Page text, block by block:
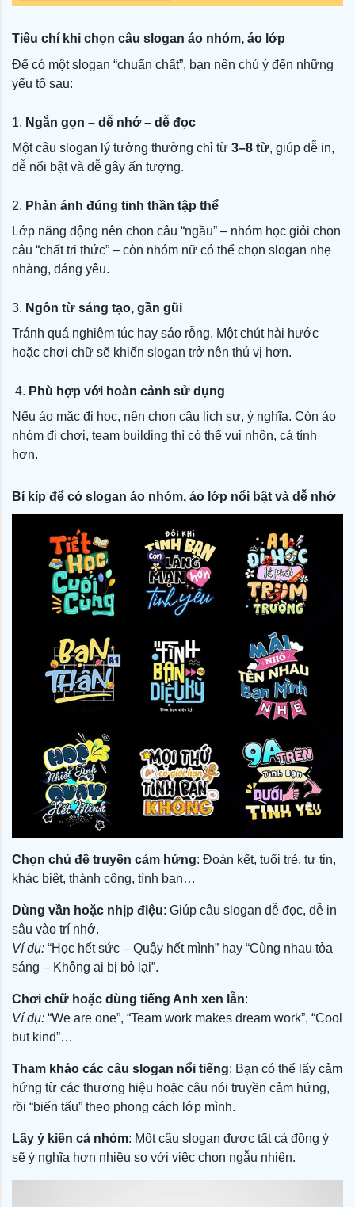
Tiêu chí khi chọn câu slogan áo nhóm, áo lớp
Để có một slogan “chuẩn chất”, bạn nên chú ý đến những
yếu tố sau:
1. Ngắn gọn – dễ nhớ – dễ đọc
Một câu slogan lý tưởng thường chỉ từ 3–8 từ, giúp dễ in,
dễ nổi bật và dễ gây ấn tượng.
2. Phản ánh đúng tinh thần tập thể
Lớp năng động nên chọn câu “ngầu” – nhóm học giỏi chọn
câu “chất tri thức” – còn nhóm nữ có thể chọn slogan nhẹ
nhàng, đáng yêu.
3. Ngôn từ sáng tạo, gần gũi
Tránh quá nghiêm túc hay sáo rỗng. Một chút hài hước
hoặc chơi chữ sẽ khiến slogan trở nên thú vị hơn.
4. Phù hợp với hoàn cảnh sử dụng
Nếu áo mặc đi học, nên chọn câu lịch sự, ý nghĩa. Còn áo
nhóm đi chơi, team building thì có thể vui nhộn, cá tính
hơn.
Bí kíp để có slogan áo nhóm, áo lớp nổi bật và dễ nhớ
Chọn chủ đề truyền cảm hứng: Đoàn kết, tuổi trẻ, tự tin,
khác biệt, thành công, tình bạn…
Dùng vần hoặc nhịp điệu: Giúp câu slogan dễ đọc, dễ in
sâu vào trí nhớ.
Ví dụ: “Học hết sức – Quậy hết mình” hay “Cùng nhau tỏa
sáng – Không ai bị bỏ lại”.
Chơi chữ hoặc dùng tiếng Anh xen lẫn:
Ví dụ: “We are one”, “Team work makes dream work”, “Cool
but kind”…
Tham khảo các câu slogan nổi tiếng: Bạn có thể lấy cảm
hứng từ các thương hiệu hoặc câu nói truyền cảm hứng,
rồi “biến tấu” theo phong cách lớp mình.
Lấy ý kiến cả nhóm: Một câu slogan được tất cả đồng ý
sẽ ý nghĩa hơn nhiều so với việc chọn ngẫu nhiên.